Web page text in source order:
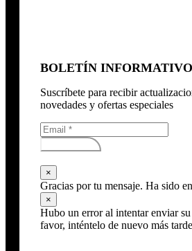
BOLETÍN INFORMATIVO
Suscríbete para recibir
novedades y ofertas especiales
Subscribirse
×
Gracias por tu mensaje. Ha sido
×
Hubo un error al intentar enviar
favor, inténtelo de nuevo más